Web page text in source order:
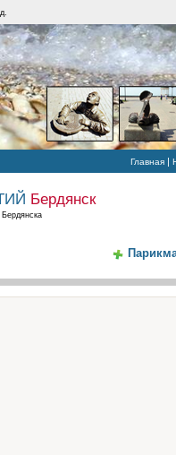
Главная|
Бердянск